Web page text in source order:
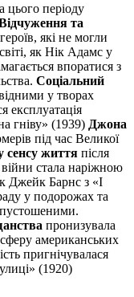
цього періоду
та
які не могли
як Нік Адамс у
впоратися з
Соціальний
у творах
експлуатація
гніву» (1939) Джона
під час Великої
сенсу життя після
стала наріжною
Джейк Барнс з «І
у подорожах та
пронизувала
американських
пригнічувалася
(1920)